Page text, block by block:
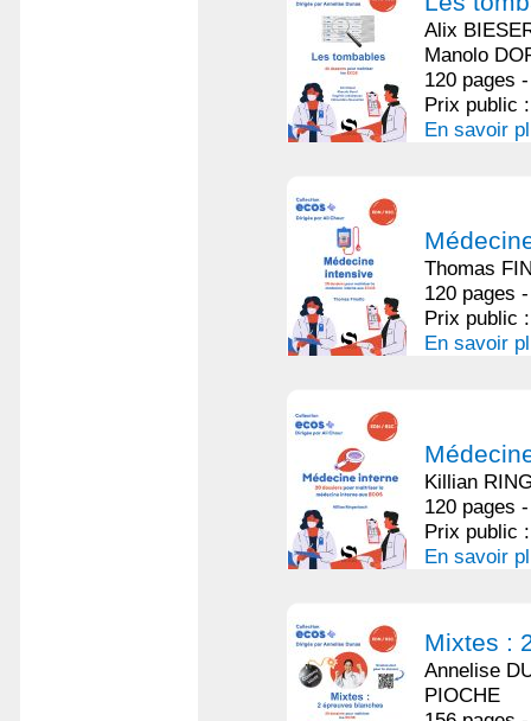
Alix
Manolo
120 pages
Prix public
En savoir
Thomas
120 pages
Prix public
En savoir
Killian
120 pages
Prix public
En savoir
Mixtes :
Annelise
PIOCHE